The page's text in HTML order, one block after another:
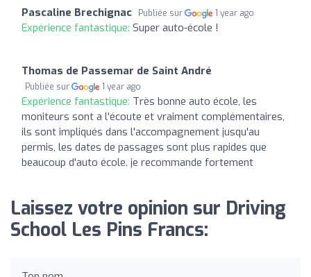
Pascaline Brechignac Publiée sur 1 year ago
Expérience fantastique: Super auto-école !
Thomas de Passemar de Saint André
Publiée sur 1 year ago
Expérience fantastique: Très bonne auto école, les
moniteurs sont a l'écoute et vraiment complémentaires,
ils sont impliqués dans l'accompagnement jusqu'au
permis, les dates de passages sont plus rapides que
beaucoup d'auto école. je recommande fortement
Laissez votre opinion sur Driving
School Les Pins Francs: